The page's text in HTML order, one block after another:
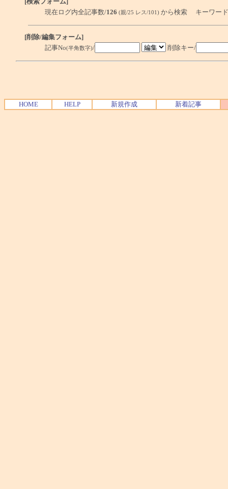
現在ログ内全記事数/126 (親/25 レス/101) から検索 キーワー
[削除/編集フォーム]
記事No(半角数字)/ 削除キー/
HOME HELP 新規作成 新着記事